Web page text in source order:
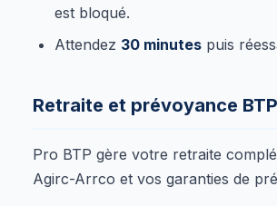
est bloqué.
Attendez 30 minutes puis
Retraite et prévoyance BTP
Pro BTP gère votre retraite
Agirc-Arrco et vos garanties de